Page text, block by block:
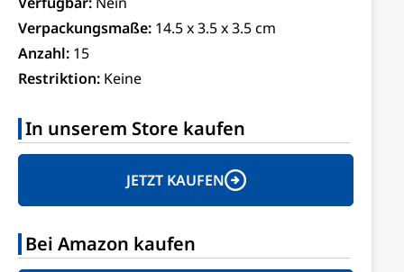
Verpackungsmaße: 14.5 x 3.5 x 3.5 cm
Anzahl: 15
Restriktion: Keine
In unserem Store kaufen
JETZT KAUFEN
Bei Amazon kaufen